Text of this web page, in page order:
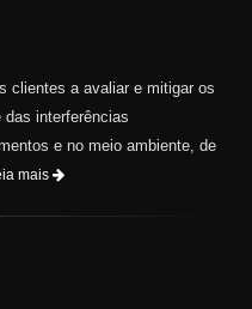
clientes a avaliar e mitigar os
interferências
e no meio ambiente, de
mais